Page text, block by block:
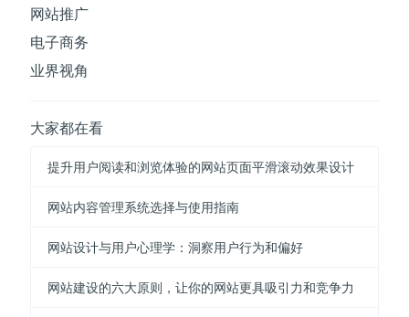
网站推广
电子商务
业界视角
大家都在看
提升用户阅读和浏览体验的网站页面平滑滚动效果设计
网站内容管理系统选择与使用指南
网站设计与用户心理学：洞察用户行为和偏好
网站建设的六大原则，让你的网站更具吸引力和竞争力